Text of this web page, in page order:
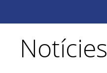
Notícies